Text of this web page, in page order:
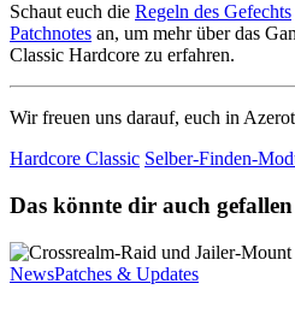
Schaut euch die Regeln des Gefechts
Patchnotes an, um mehr über das
Classic Hardcore zu erfahren.
Wir freuen uns darauf, euch in
Hardcore Classic Selber-Finden-
Das könnte dir auch gefallen
NewsPatches & Updates